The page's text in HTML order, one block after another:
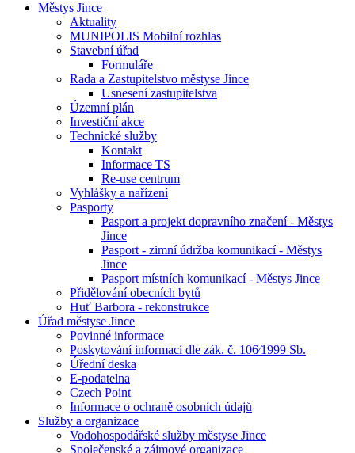
Městys Jince
Aktuality
MUNIPOLIS Mobilní rozhlas
Stavební úřad
Formuláře
Rada a Zastupitelstvo městyse Jince
Usnesení zastupitelstva
Územní plán
Investiční akce
Technické služby
Kontakt
Informace TS
Re-use centrum
Vyhlášky a nařízení
Pasporty
Pasport a projekt dopravního značení - Městys
Jince
Pasport - zimní údržba komunikací - Městys
Jince
Pasport místních komunikací - Městys Jince
Přidělování obecních bytů
Huť Barbora - rekonstrukce
Úřad městyse Jince
Povinné informace
Poskytování informací dle zák. č. 106⁄1999 Sb.
Úřední deska
E-podatelna
Czech Point
Informace o ochraně osobních údajů
Služby a organizace
Vodohospodářské služby městyse Jince
Společenské a zájmové organizace